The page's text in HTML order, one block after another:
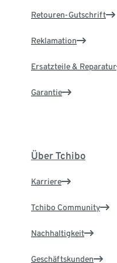
Retouren-Gutschrift
Reklamation
Ersatzteile & Reparatur
Garantie
Über Tchibo
Karriere
Tchibo Community
Nachhaltigkeit
Geschäftskunden